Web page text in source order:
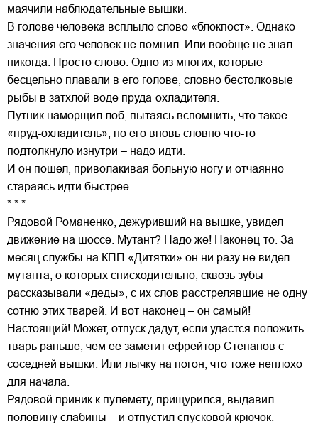
маячили наблюдательные вышки.
В голове человека всплыло слово «блокпост». Однако
значения его человек не помнил. Или вообще не знал
никогда. Просто слово. Одно из многих, которые
бесцельно плавали в его голове, словно бестолковые
рыбы в затхлой воде пруда-охладителя.
Путник наморщил лоб, пытаясь вспомнить, что такое
«пруд-охладитель», но его вновь словно что-то
подтолкнуло изнутри – надо идти.
И он пошел, приволакивая больную ногу и отчаянно
стараясь идти быстрее…
* * *
Рядовой Романенко, дежуривший на вышке, увидел
движение на шоссе. Мутант? Надо же! Наконец-то. За
месяц службы на КПП «Дитятки» он ни разу не видел
мутанта, о которых снисходительно, сквозь зубы
рассказывали «деды», с их слов расстрелявшие не одну
сотню этих тварей. И вот наконец – он самый!
Настоящий! Может, отпуск дадут, если удастся положить
тварь раньше, чем ее заметит ефрейтор Степанов с
соседней вышки. Или лычку на погон, что тоже неплохо
для начала.
Рядовой приник к пулемету, прищурился, выдавил
половину слабины – и отпустил спусковой крючок.